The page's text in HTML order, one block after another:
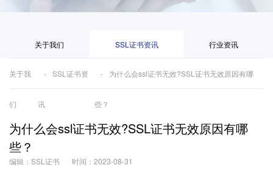
关于我们 SSL证书资讯 行业资讯
关于我
们
SSL证书资
讯
为什么会ssl证书无效?SSL证书无效原因有哪
些？
为什么会ssl证书无效?SSL证书无效原因有哪
些？
编辑：SSL证书 时间：2023-08-31